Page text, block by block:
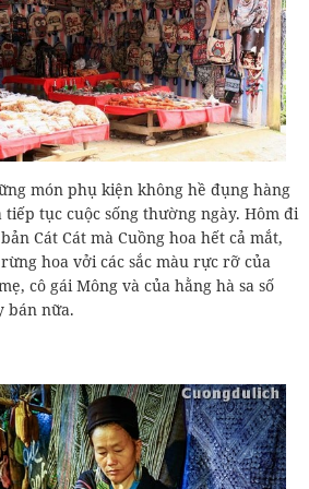
món phụ kiện không hề đụng hàng
tục cuộc sống thường ngày. Hôm đi
Cát Cát mà Cuồng hoa hết cả mắt,
hoa vởi các sắc màu rực rỡ của
cô gái Mông và của hằng hà sa số
bán nữa.